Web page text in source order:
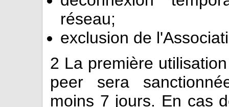
réseau;
exclusion de
2 La première
peer sera
moins 7 jours. En cas